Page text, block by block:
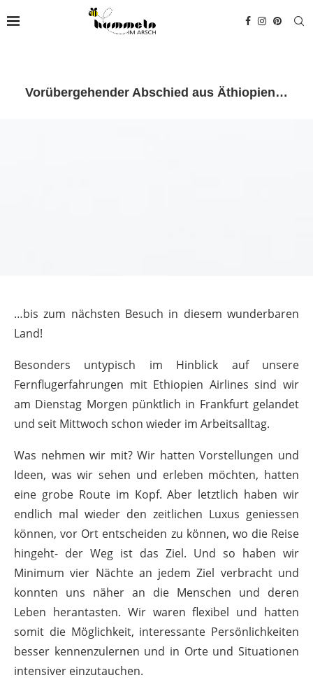
Vorübergehender Abschied aus Äthiopien…
…bis zum nächsten Besuch in diesem wunderbaren
Land!
Besonders untypisch im Hinblick auf unsere
Fernflugerfahrungen mit Ethiopien Airlines sind wir
am Dienstag Morgen pünktlich in Frankfurt gelandet
und seit Mittwoch schon wieder im Arbeitsalltag.
Was nehmen wir mit? Wir hatten Vorstellungen und
Ideen, was wir sehen und erleben möchten, hatten
eine grobe Route im Kopf. Aber letztlich haben wir
endlich mal wieder den zeitlichen Luxus geniessen
können, vor Ort entscheiden zu können, wo die Reise
hingeht- der Weg ist das Ziel. Und so haben wir
Minimum vier Nächte an jedem Ziel verbracht und
konnten uns näher an die Menschen und deren
Leben herantasten. Wir waren flexibel und hatten
somit die Möglichkeit, interessante Persönlichkeiten
besser kennenzulernen und in Orte und Situationen
intensiver einzutauchen.